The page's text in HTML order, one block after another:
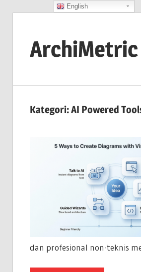
content
Dev
Scrum,
Kategori:AI Powered
dan profesional non-teknis
English